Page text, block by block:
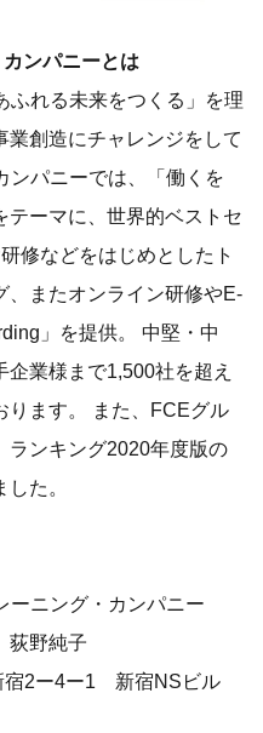
ンパニーとは
ふれる未来をつくる」を理
創造にチャレンジをして
ンパニーでは、「働くを
テーマに、世界的ベストセ
修などをはじめとしたト
、またオンライン研修やE-
」を提供。 中堅・中
業様まで1,500社を超え
ります。 また、FCEグル
ランキング2020年度版の
した。
ニング・カンパニー
荻野純子
2ー4ー1 新宿NSビル